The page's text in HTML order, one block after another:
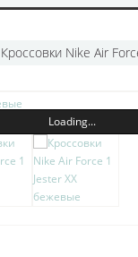
Кроссовки Nike Air
Loading...